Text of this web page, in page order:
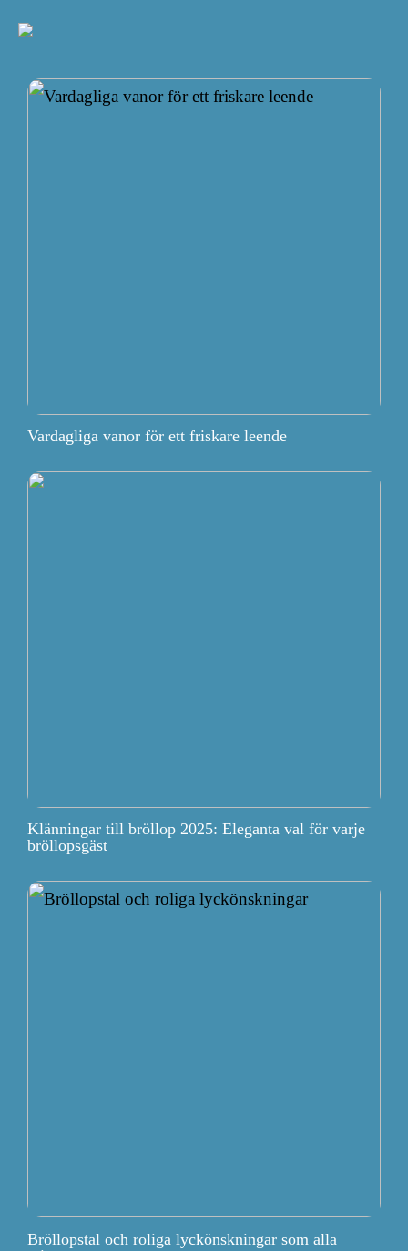
Vardagliga vanor för ett friskare leende
Klänningar till bröllop 2025: Eleganta val för varje
bröllopsgäst
Bröllopstal och roliga lyckönskningar som alla